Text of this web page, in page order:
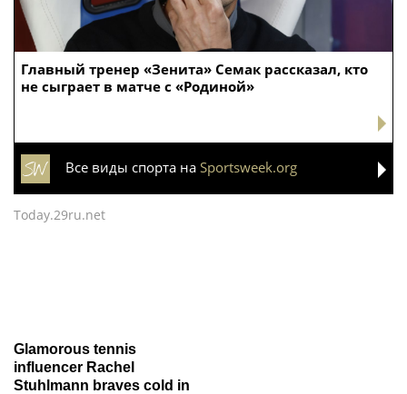
Главный тренер «Зенита» Семак рассказал, кто
не сыграет в матче с «Родиной»
Все виды спорта на Sportsweek.org
Today.29ru.net
Glamorous tennis
influencer Rachel
Stuhlmann braves cold in